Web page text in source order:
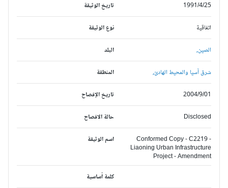
تاريخ الوثيقة 1991/4/25
نوع الوثيقة اتفاقية
البلد الصين,
المنطقة شرق آسيا والمحيط الهادئ,
تاريخ الإفصاح 2004/9/01
حالة الافصاح Disclosed
اسم الوثيقة
Conformed Copy - C2219 -
Liaoning Urban Infrastructure
Project - Amendment
كلمة أساسية